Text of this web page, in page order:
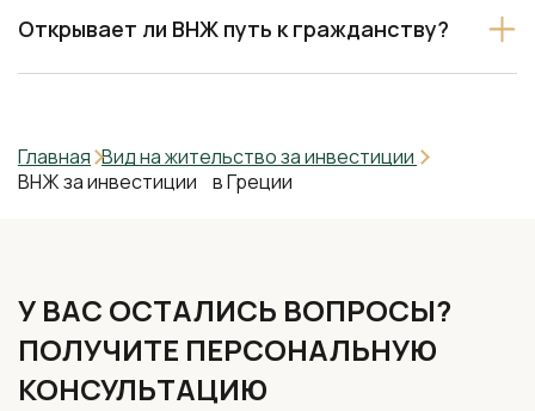
Открывает ли ВНЖ путь к гражданству?
Главная Вид на жительство за инвестиции
ВНЖ за инвестиции в Греции
У ВАС ОСТАЛИСЬ ВОПРОСЫ?
ПОЛУЧИТЕ ПЕРСОНАЛЬНУЮ
КОНСУЛЬТАЦИЮ